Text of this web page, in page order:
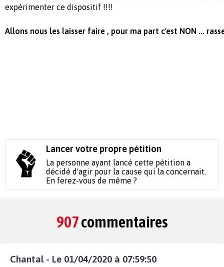
expérimenter ce dispositif !!!!
Allons nous les laisser faire , pour ma part c'est NON ...
Lancer votre propre pétition
La personne ayant lancé cette pétition a
décidé d'agir pour la cause qui la concernait.
En ferez-vous de même ?
907commentaires
Chantal - Le 01/04/2020 à 07:59:50